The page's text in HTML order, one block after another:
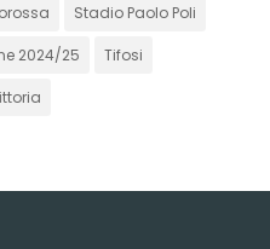
Stadio Paolo Poli
2024/25 Tifosi